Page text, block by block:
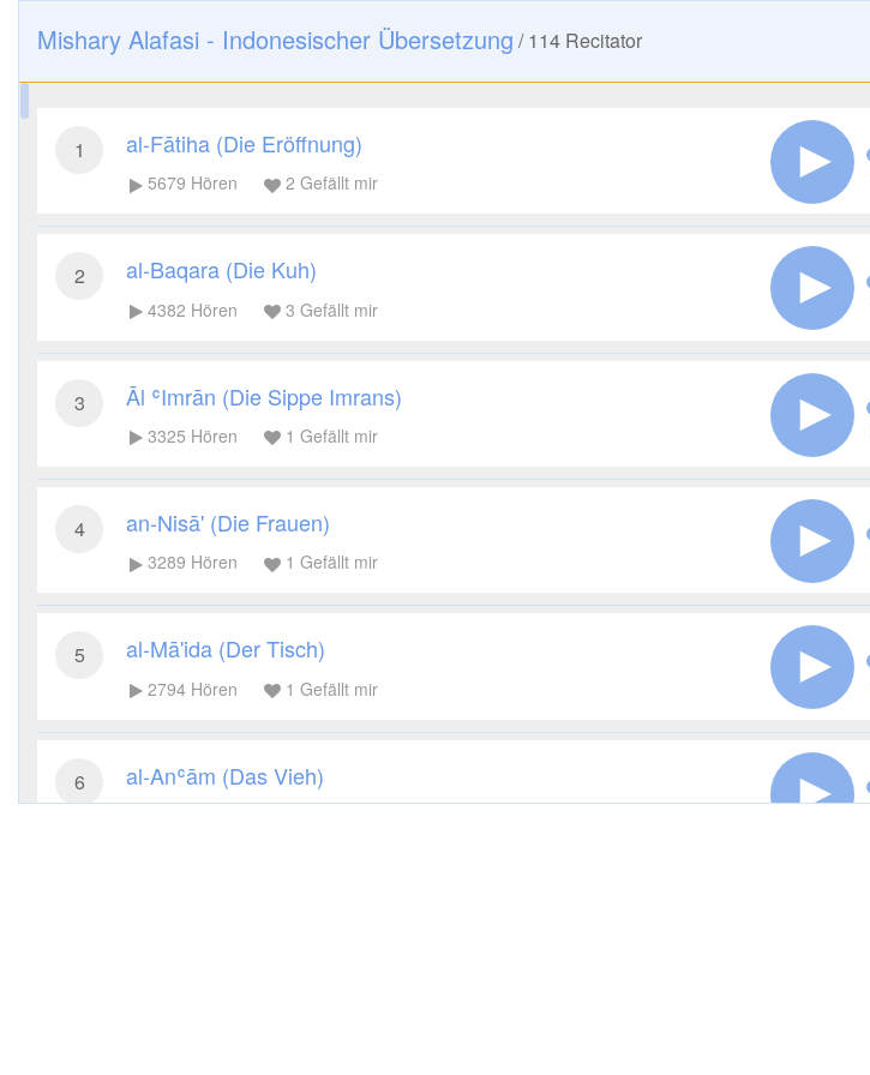
Mishary Alafasi - Indonesischer Übersetzung /114 Recitator
1 al-Fātiha (Die Eröffnung)
5679 Hören 2 Gefällt mir
2 al-Baqara (Die Kuh)
4382 Hören 3 Gefällt mir
3 Āl ʿImrān (Die Sippe Imrans)
3325 Hören 1 Gefällt mir
4 an-Nisā' (Die Frauen)
3289 Hören 1 Gefällt mir
5 al-Mā'ida (Der Tisch)
2794 Hören 1 Gefällt mir
6 al-Anʿām (Das Vieh)